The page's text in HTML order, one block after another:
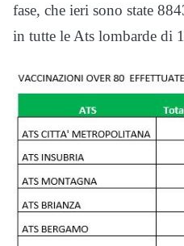
fase, che ieri sono state
in tutte le Ats lombarde di